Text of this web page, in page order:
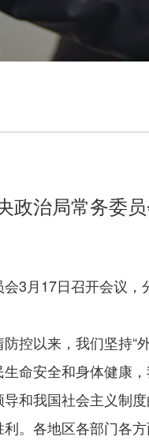
政治局常务委
3月17日召开会议
控以来，我们坚持
命安全和身体健康
和我国社会主义制度
。各地区各部门各